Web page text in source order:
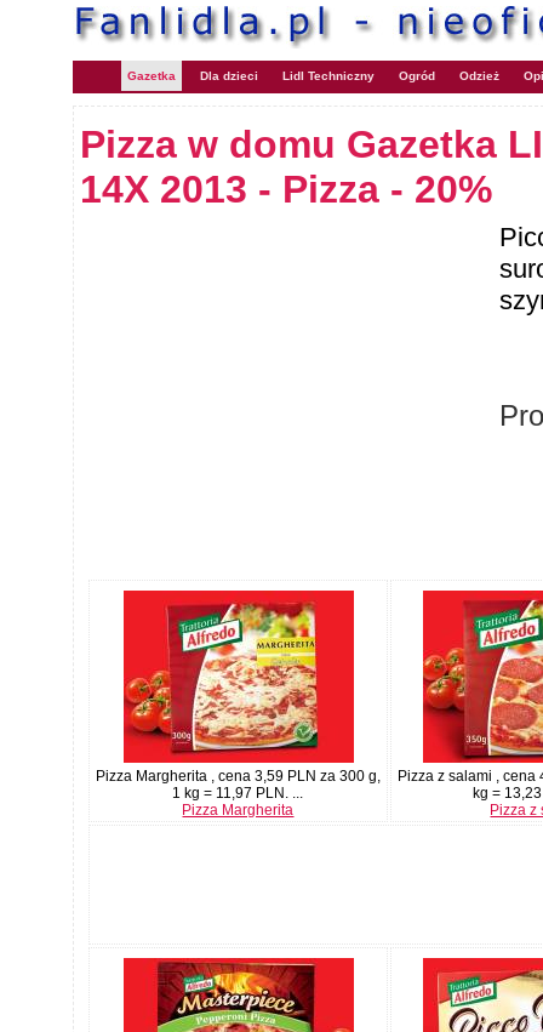
Gazetka Dla dzieci Lidl Techniczny Ogród Odzież
Pizza w domu Gazetka
14X 2013 - Pizza - 20%
Pizza Margherita , cena 3,59 PLN za 300 g,
1 kg = 11,97 PLN. ...
Pizza Margherita
Pizza z salami , cena
kg =
Pizza z